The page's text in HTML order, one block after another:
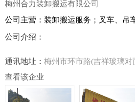
梅州合力装卸搬运有限公司
公司主营：装卸搬运服务；叉车、吊
公司介绍：
通讯地址： 梅州市环市路(吉祥玻璃对
查看该企业